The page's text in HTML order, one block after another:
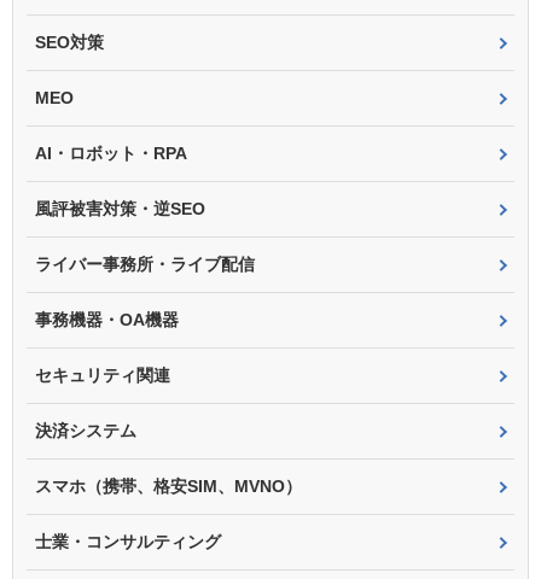
SEO対策
MEO
AI・ロボット・RPA
風評被害対策・逆SEO
ライバー事務所・ライブ配信
事務機器・OA機器
セキュリティ関連
決済システム
スマホ（携帯、格安SIM、MVNO）
士業・コンサルティング